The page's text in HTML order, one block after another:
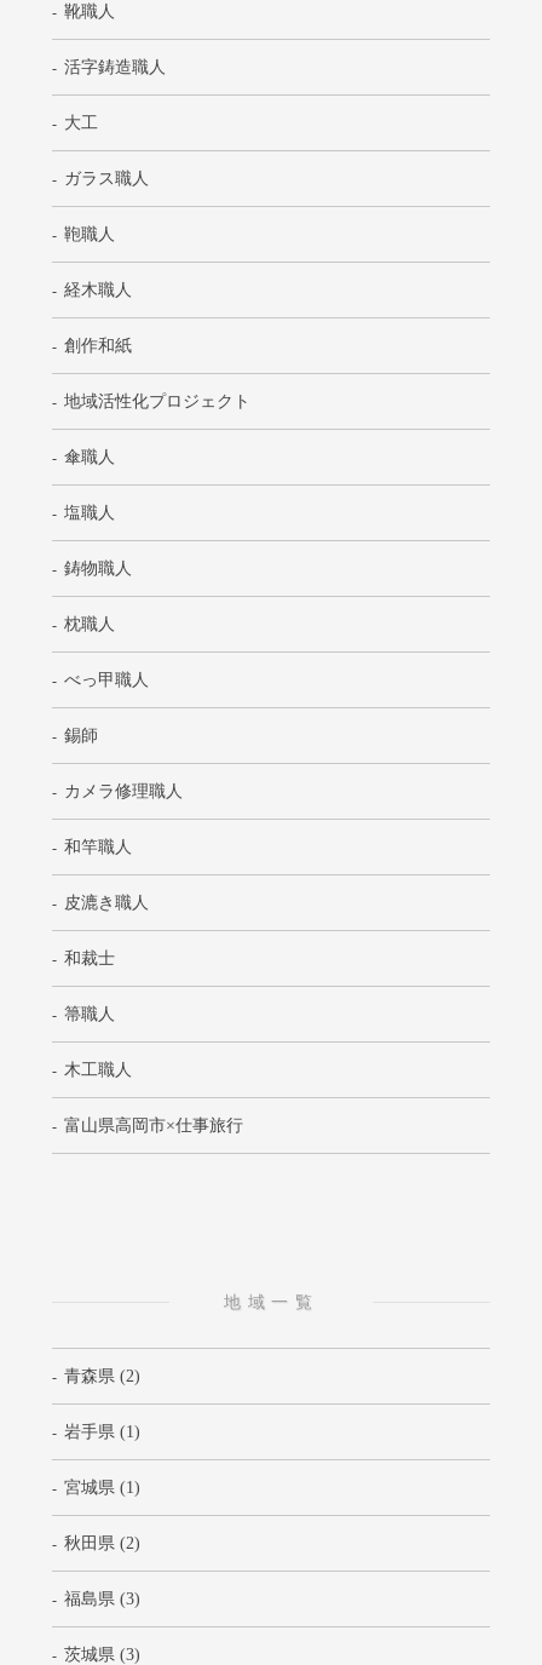
靴職人
活字鋳造職人
大工
ガラス職人
鞄職人
経木職人
創作和紙
地域活性化プロジェクト
傘職人
塩職人
鋳物職人
枕職人
べっ甲職人
錫師
カメラ修理職人
和竿職人
皮漉き職人
和裁士
箒職人
木工職人
富山県高岡市×仕事旅行
地域一覧
青森県 (2)
岩手県 (1)
宮城県 (1)
秋田県 (2)
福島県 (3)
茨城県 (3)